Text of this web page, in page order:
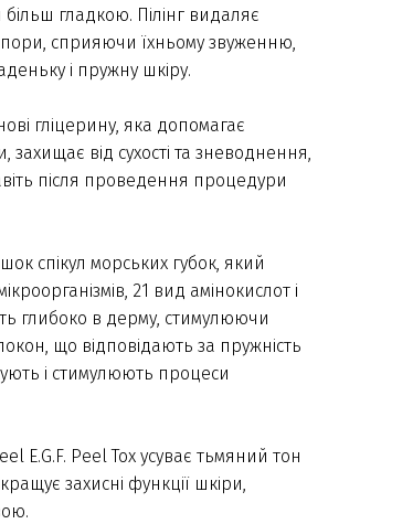
гладкою. Пілінг видаляє
сприяючи їхньому звуженню,
і пружну шкіру.
гліцерину, яка допомагає
захищає від сухості та зневоднення,
після проведення процедури
спікул морських губок, який
21 вид амінокислот і
глибоко в дерму, стимулюючи
що відповідають за пружність
і стимулюють процеси
E.G.F. Peel Tox усуває тьмяний тон
захисні функції шкіри,